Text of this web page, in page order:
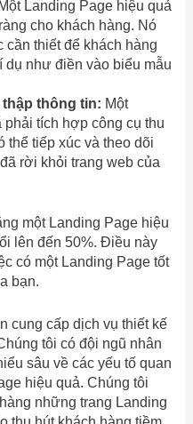
Một Landing Page hiệu quả
cho khách hàng. Nó
thiết để khách hàng
dụ như điền vào biểu mẫu
thông tin: Một
phải tích hợp công cụ thu
thể tiếp xúc và theo dõi
rời khỏi trang web của
một Landing Page hiệu
lên đến 50%. Điều này
có một Landing Page tốt
bạn.
cung cấp dịch vụ thiết kế
tôi có đội ngũ nhân
sâu về các yếu tố quan
hiệu quả. Chúng tôi
những trang Landing